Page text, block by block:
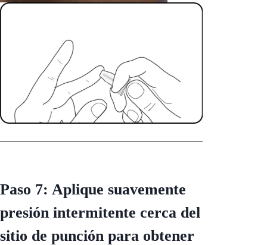
Paso 7: Aplique suavemente
presión intermitente cerca del
sitio de punción para obtener